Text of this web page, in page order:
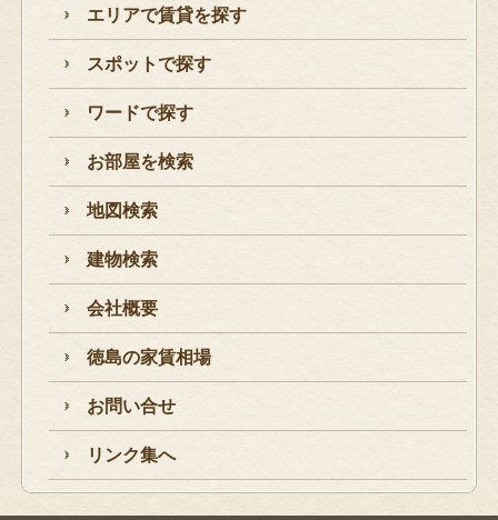
エリアで賃貸を探す
スポットで探す
ワードで探す
お部屋を検索
地図検索
建物検索
会社概要
徳島の家賃相場
お問い合せ
リンク集へ